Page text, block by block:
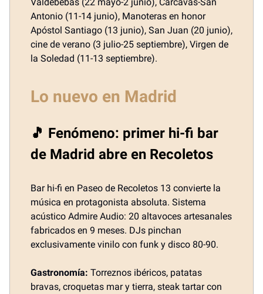
Antonio (11-14 junio), Manoteras en honor
Apóstol Santiago (13 junio), San Juan (20 junio),
cine de verano (3 julio-25 septiembre), Virgen de
la Soledad (11-13 septiembre).
Lo nuevo en Madrid
🎵 Fenómeno: primer hi-fi bar
de Madrid abre en Recoletos
Bar hi-fi en Paseo de Recoletos 13 convierte la
música en protagonista absoluta. Sistema
acústico Admire Audio: 20 altavoces artesanales
fabricados en 9 meses. DJs pinchan
exclusivamente vinilo con funk y disco 80-90.
Gastronomía: Torreznos ibéricos, patatas
bravas, croquetas mar y tierra, steak tartar con